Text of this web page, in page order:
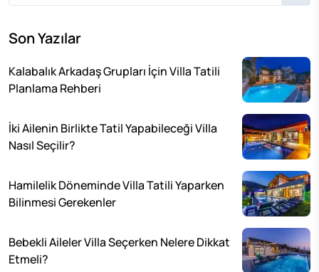
Son Yazılar
Kalabalık Arkadaş Grupları İçin Villa Tatili
Planlama Rehberi
İki Ailenin Birlikte Tatil Yapabileceği Villa
Nasıl Seçilir?
Hamilelik Döneminde Villa Tatili Yaparken
Bilinmesi Gerekenler
Bebekli Aileler Villa Seçerken Nelere Dikkat
Etmeli?